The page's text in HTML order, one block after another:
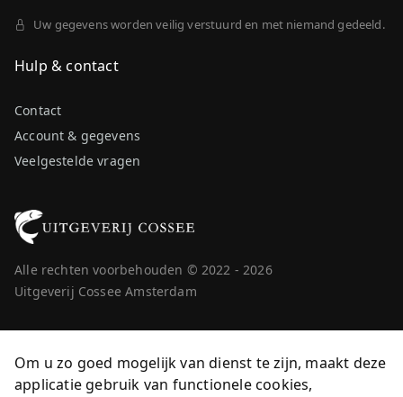
Uw gegevens worden veilig verstuurd en met niemand gedeeld.
Hulp & contact
Account & gegevens
Veelgestelde vragen
Contact
Alle rechten voorbehouden © 2022 - 2026
Uitgeverij Cossee Amsterdam
Om u zo goed mogelijk van dienst te zijn, maakt deze
applicatie gebruik van functionele cookies,